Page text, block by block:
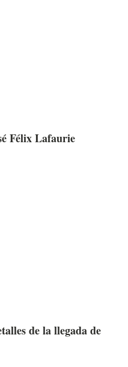
Félix Lafaurie
de la llegada de